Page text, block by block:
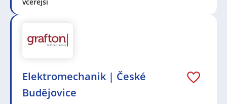
Elektromechanik | České
Budějovice